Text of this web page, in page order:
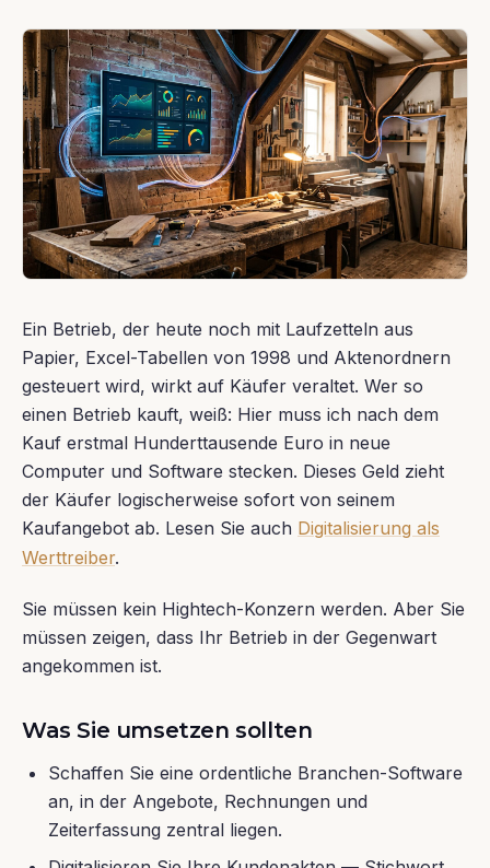
Ein Betrieb, der heute noch mit Laufzetteln aus
Papier, Excel-Tabellen von 1998 und Aktenordnern
gesteuert wird, wirkt auf Käufer veraltet. Wer so
einen Betrieb kauft, weiß: Hier muss ich nach dem
Kauf erstmal Hunderttausende Euro in neue
Computer und Software stecken. Dieses Geld zieht
der Käufer logischerweise sofort von seinem
Kaufangebot ab. Lesen Sie auch Digitalisierung als
Werttreiber.
Sie müssen kein Hightech-Konzern werden. Aber Sie
müssen zeigen, dass Ihr Betrieb in der Gegenwart
angekommen ist.
Was Sie umsetzen sollten
Schaffen Sie eine ordentliche Branchen-Software
an, in der Angebote, Rechnungen und
Zeiterfassung zentral liegen.